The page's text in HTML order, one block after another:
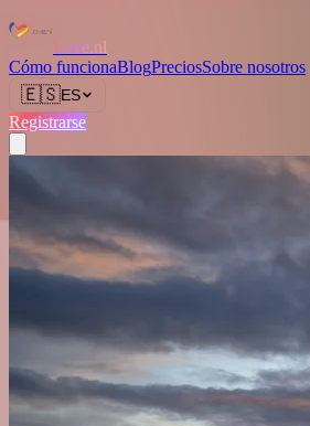
Love.nl
Cómo funcionaBlogPreciosSobre nosotros
🇪🇸ES
Registrarse